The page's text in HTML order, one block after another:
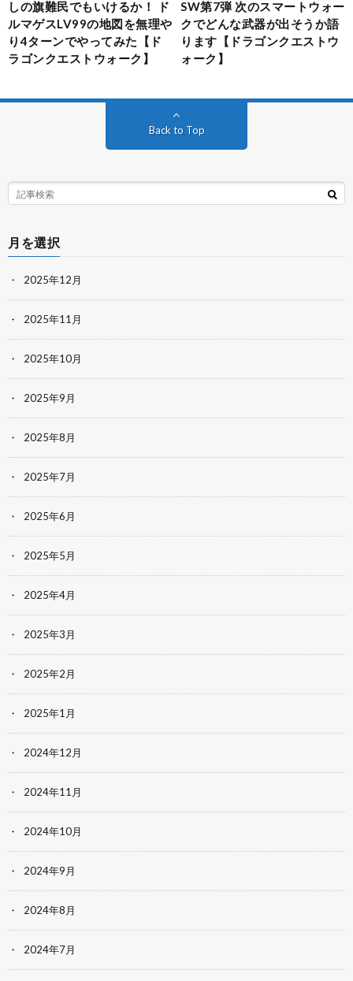
しの旗難民でもいけるか！ ド
ルマゲスLV99の地図を無理や
り4ターンでやってみた【ド
ラゴンクエストウォーク】
SW第7弾 次のスマートウォー
クでどんな武器が出そうか語
ります【ドラゴンクエストウ
ォーク】
Back to Top
月を選択
2025年12月
2025年11月
2025年10月
2025年9月
2025年8月
2025年7月
2025年6月
2025年5月
2025年4月
2025年3月
2025年2月
2025年1月
2024年12月
2024年11月
2024年10月
2024年9月
2024年8月
2024年7月